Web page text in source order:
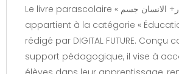
Le livre parascolaire « بوستار+ الانسان جسم »
appartient à la catégorie «
rédigé par DIGITAL FUTURE. Conçu
support pédagogique, il vise à